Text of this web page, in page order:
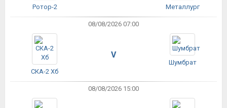
Ротор-2 Металлург
08/08/2026 07:00
СКА-2 Хб
V
Шумбрат
08/08/2026 15:00